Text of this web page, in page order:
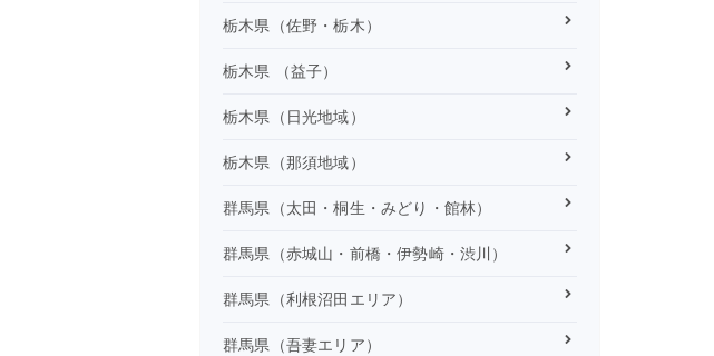
栃木県（佐野・栃木）
栃木県 （益子）
栃木県（日光地域）
栃木県（那須地域）
群馬県（太田・桐生・みどり・館林）
群馬県（赤城山・前橋・伊勢崎・渋川）
群馬県（利根沼田エリア）
群馬県（吾妻エリア）